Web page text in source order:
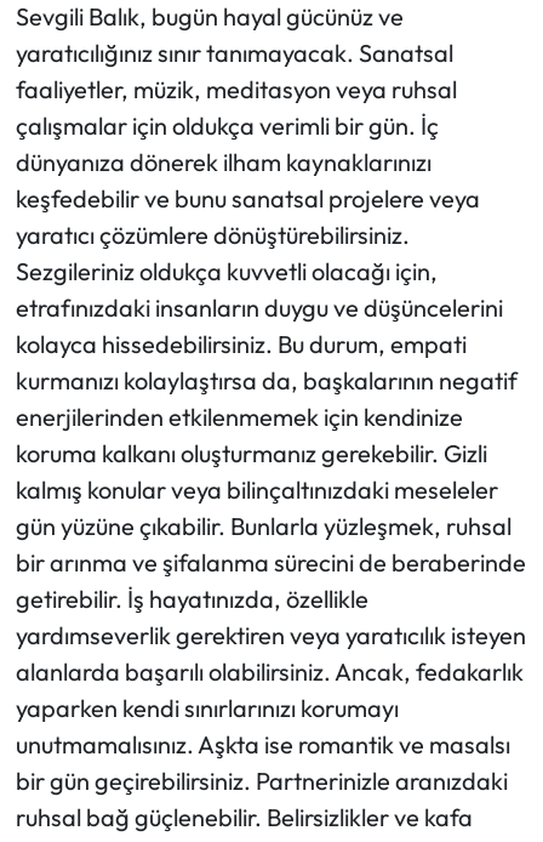
Sevgili Balık, bugün hayal gücünüz ve
yaratıcılığınız sınır tanımayacak. Sanatsal
faaliyetler, müzik, meditasyon veya ruhsal
çalışmalar için oldukça verimli bir gün. İç
dünyanıza dönerek ilham kaynaklarınızı
keşfedebilir ve bunu sanatsal projelere veya
yaratıcı çözümlere dönüştürebilirsiniz.
Sezgileriniz oldukça kuvvetli olacağı için,
etrafınızdaki insanların duygu ve düşüncelerini
kolayca hissedebilirsiniz. Bu durum, empati
kurmanızı kolaylaştırsa da, başkalarının negatif
enerjilerinden etkilenmemek için kendinize
koruma kalkanı oluşturmanız gerekebilir. Gizli
kalmış konular veya bilinçaltınızdaki meseleler
gün yüzüne çıkabilir. Bunlarla yüzleşmek, ruhsal
bir arınma ve şifalanma sürecini de beraberinde
getirebilir. İş hayatınızda, özellikle
yardımseverlik gerektiren veya yaratıcılık isteyen
alanlarda başarılı olabilirsiniz. Ancak, fedakarlık
yaparken kendi sınırlarınızı korumayı
unutmamalısınız. Aşkta ise romantik ve masalsı
bir gün geçirebilirsiniz. Partnerinizle aranızdaki
ruhsal bağ güçlenebilir. Belirsizlikler ve kafa